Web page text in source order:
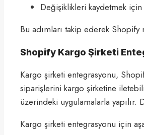
Değişiklikleri kaydetmek için
Bu adımları takip ederek
Shopify Kargo Şirketi
Kargo şirketi entegrasyonu,
siparişlerini kargo şirketine
üzerindeki uygulamalarla
Kargo şirketi entegrasyonu için